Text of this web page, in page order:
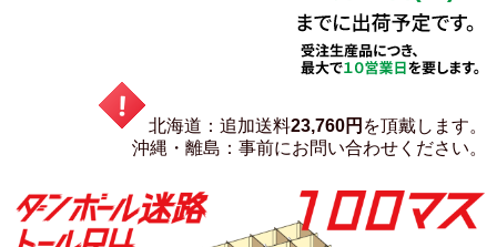
北海道：追加送料23,760円 を頂戴します。
沖縄・離島：事前にお問い合わせください。